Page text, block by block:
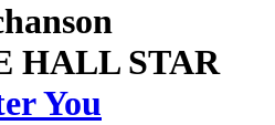
HALL STAR
You